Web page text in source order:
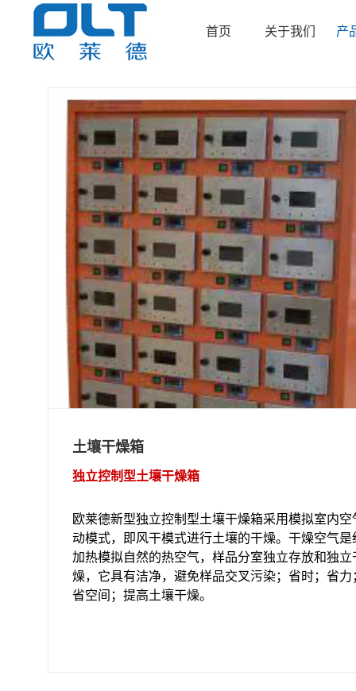
首页 关于我们 产
土壤干燥箱
独立控制型土壤干燥箱
欧莱德新型独立控制型土壤干燥箱采用模拟室内空
动模式，即风干模式进行土壤的干燥。干燥空气是
加热模拟自然的热空气，样品分室独立存放和独立
燥，它具有洁净，避免样品交叉污染；省时；省力
省空间；提高土壤干燥。